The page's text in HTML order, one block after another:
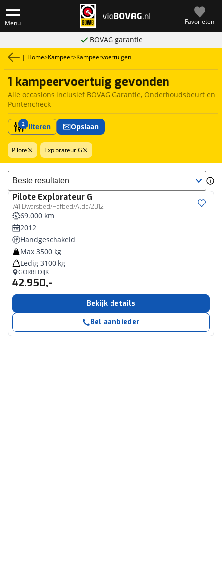
Menu Favorieten
BOVAG garantie
| Home>Kampeer>Kampeervoertuigen
1 kampeervoertuig gevonden
Alle occasions inclusief BOVAG Garantie, Onderhoudsbeurt en
Puntencheck
2Filteren Opslaan
Pilote Explorateur G
Sorteer resultaten
Pilote Explorateur G
741 Dwarsbed/Hefbed/Alde/2012
69.000 km
2012
Handgeschakeld
Max 3500 kg
Ledig 3100 kg
GORREDIJK
42.950,-
Bekijk details
Bel aanbieder